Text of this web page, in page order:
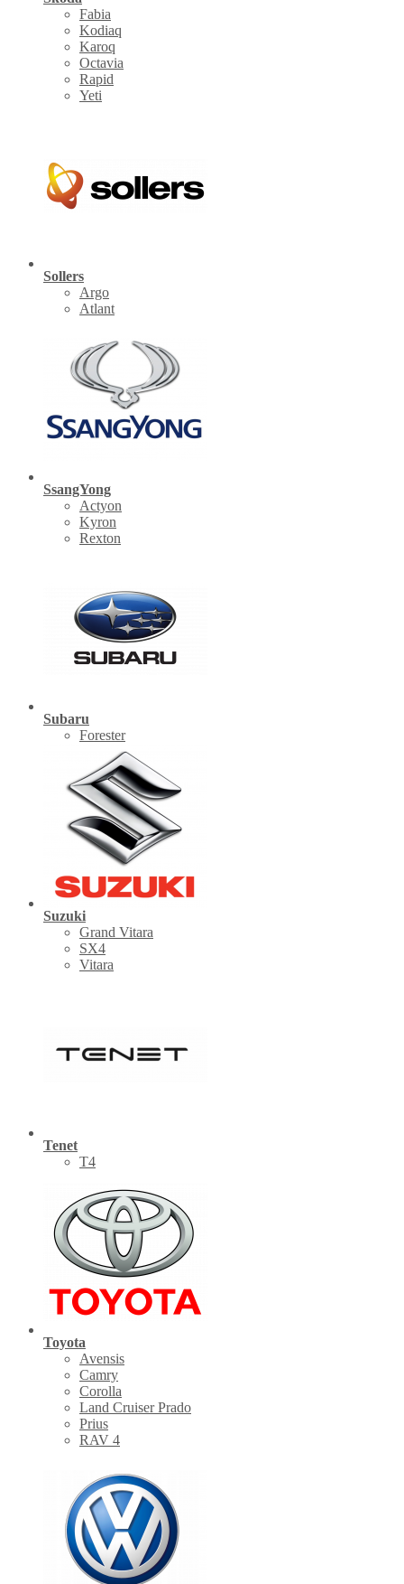
Fabia
Kodiaq
Karoq
Octavia
Rapid
Yeti
Sollers
Argo
Atlant
SsangYong
Actyon
Kyron
Rexton
Subaru
Forester
Suzuki
Grand Vitara
SX4
Vitara
Tenet
Т4
Toyota
Avensis
Camry
Corolla
Land Cruiser Prado
Prius
RAV 4